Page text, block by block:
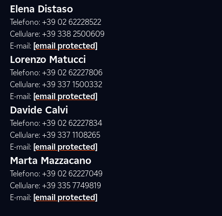
Elena Distaso
Telefono: +39 02 62228522
Cellulare: +39 338 2500609
E-mail: [email protected]
Lorenzo Matucci
Telefono: +39 02 62227806
Cellulare: +39 337 1500332
E-mail: [email protected]
Davide Calvi
Telefono: +39 02 62227834
Cellulare: +39 337 1108265
E-mail: [email protected]
Marta Mazzacano
Telefono: +39 02 62227049
Cellulare: +39 335 7749819
E-mail: [email protected]